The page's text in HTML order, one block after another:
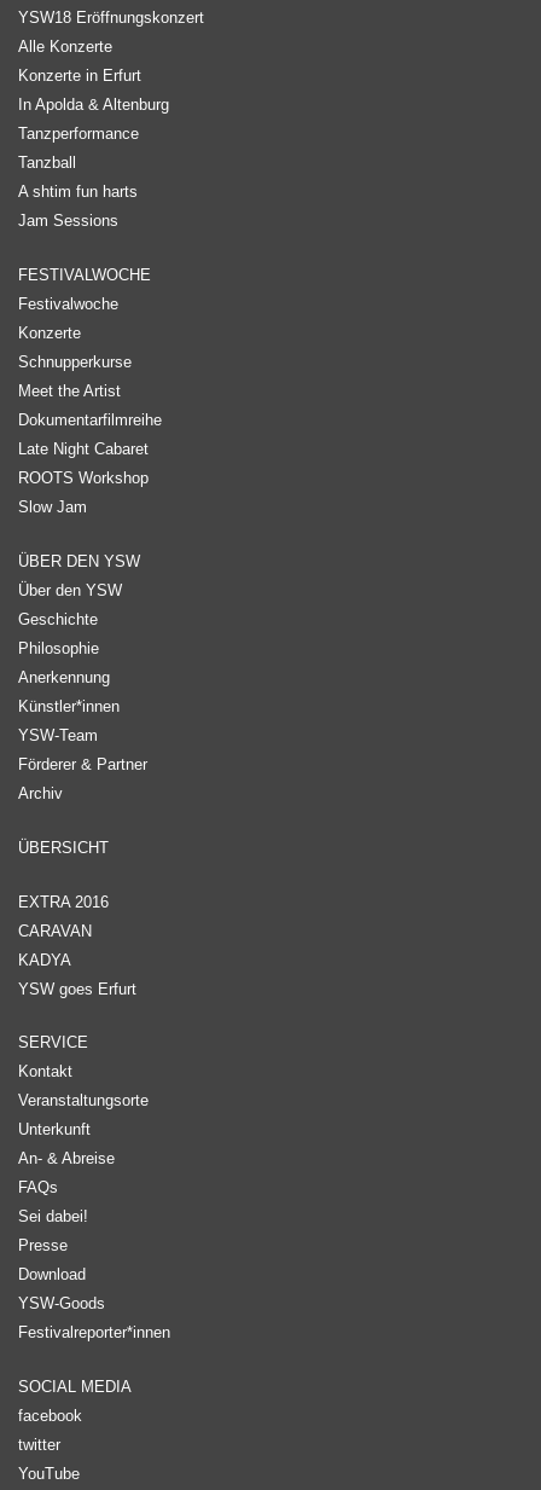
YSW18 Eröffnungskonzert
Alle Konzerte
Konzerte in Erfurt
In Apolda & Altenburg
Tanzperformance
Tanzball
A shtim fun harts
Jam Sessions
FESTIVALWOCHE
Festivalwoche
Konzerte
Schnupperkurse
Meet the Artist
Dokumentarfilmreihe
Late Night Cabaret
ROOTS Workshop
Slow Jam
ÜBER DEN YSW
Über den YSW
Geschichte
Philosophie
Anerkennung
Künstler*innen
YSW-Team
Förderer & Partner
Archiv
ÜBERSICHT
EXTRA 2016
CARAVAN
KADYA
YSW goes Erfurt
SERVICE
Kontakt
Veranstaltungsorte
Unterkunft
An- & Abreise
FAQs
Sei dabei!
Presse
Download
YSW-Goods
Festivalreporter*innen
SOCIAL MEDIA
facebook
twitter
YouTube